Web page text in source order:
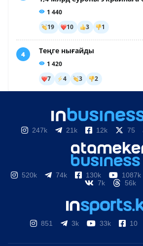
247k 21k 12k 75
520k 74k 130k 1087k
7k
56k
851 3k 33k 10